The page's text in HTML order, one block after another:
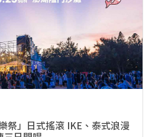
祭」日式搖滾 IKE、泰式浪漫